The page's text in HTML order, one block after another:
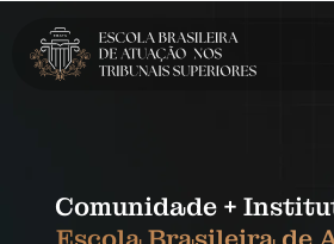
Comunidade +